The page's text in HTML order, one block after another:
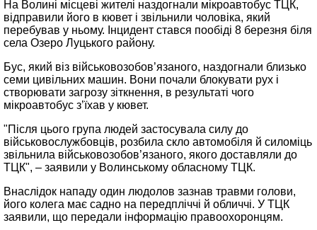
На Волині місцеві жителі наздогнали мікроавтобус ТЦК,
відправили його в кювет і звільнили чоловіка, який
перебував у ньому. Інцидент стався пообіді 8 березня біля
села Озеро Луцького району.
Бус, який віз військовозобов’язаного, наздогнали близько
семи цивільних машин. Вони почали блокувати рух і
створювати загрозу зіткнення, в результаті чого
мікроавтобус з’їхав у кювет.
"Після цього група людей застосувала силу до
військовослужбовців, розбила скло автомобіля й силоміць
звільнила військовозобов’язаного, якого доставляли до
ТЦК", – заявили у Волинському обласному ТЦК.
Внаслідок нападу один людолов зазнав травми голови,
його колега має садно на передпліччі й обличчі. У ТЦК
заявили, що передали інформацію правоохоронцям.